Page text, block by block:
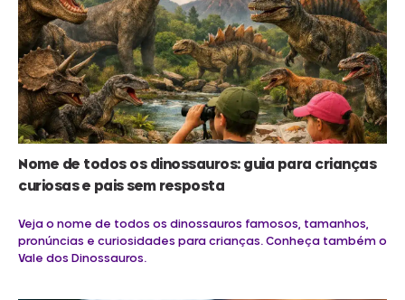
Nome de todos os dinossauros: guia para crianças
curiosas e pais sem resposta
Veja o nome de todos os dinossauros famosos, tamanhos,
pronúncias e curiosidades para crianças. Conheça também o
Vale dos Dinossauros.